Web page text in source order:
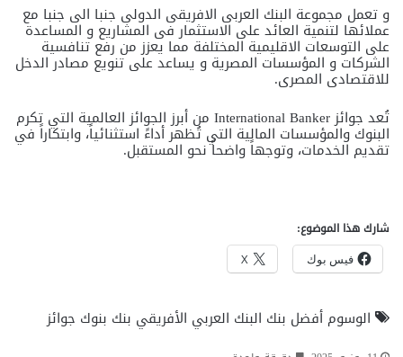
و تعمل مجموعة البنك العربى الافريقى الدولى جنبا الى جنبا مع
عملائها لتنمية العائد على الاستثمار فى المشاريع و المساعدة
على التوسعات الاقليمية المختلفة مما يعزز من رفع تنافسية
الشركات و المؤسسات المصرية و يساعد على تنويع مصادر الدخل
للاقتصادى المصرى.
تُعد جوائز International Banker من أبرز الجوائز العالمية التي تكرم
البنوك والمؤسسات المالية التي تُظهر أداءً استثنائياً، وابتكاراً في
تقديم الخدمات، وتوجهاً واضحاً نحو المستقبل.
شارك هذا الموضوع:
فيس بوك X
الوسوم أفضل بنك البنك العربي الأفريقي بنك بنوك جوائز